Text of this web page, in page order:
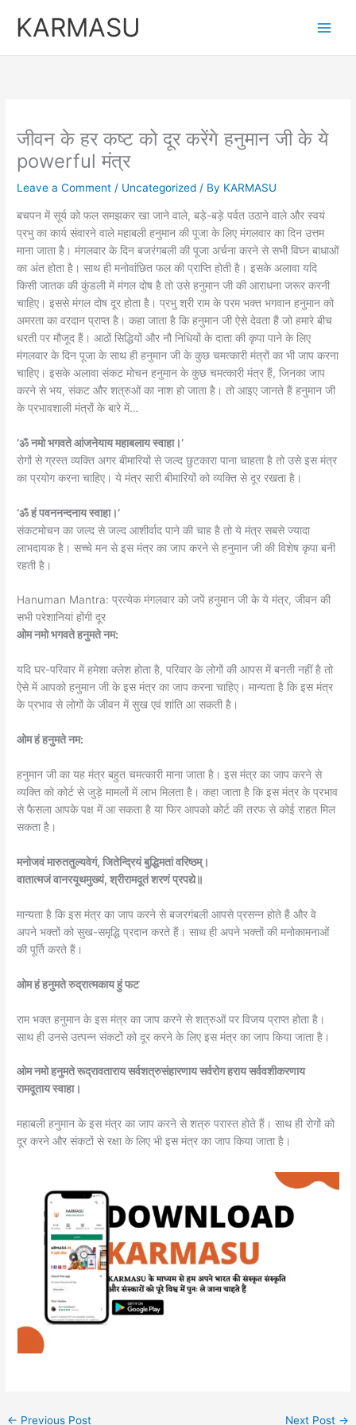
KARMASU
जीवन के हर कष्ट को दूर करेंगे हनुमान जी के ये
powerful मंत्र
Leave a Comment / Uncategorized / By KARMASU
बचपन में सूर्य को फल समझकर खा जाने वाले, बड़े-बड़े पर्वत उठाने वाले और स्वयं
प्रभु का कार्य संवारने वाले महाबली हनुमान की पूजा के लिए मंगलवार का दिन उत्तम
माना जाता है। मंगलवार के दिन बजरंगबली की पूजा अर्चना करने से सभी विघ्न बाधाओं
का अंत होता है। साथ ही मनोवांछित फल की प्राप्ति होती है। इसके अलावा यदि
किसी जातक की कुंडली में मंगल दोष है तो उसे हनुमान जी की आराधना जरूर करनी
चाहिए। इससे मंगल दोष दूर होता है। प्रभु श्री राम के परम भक्त भगवान हनुमान को
अमरता का वरदान प्राप्त है। कहा जाता है कि हनुमान जी ऐसे देवता हैं जो हमारे बीच
धरती पर मौजूद हैं। आठों सिद्धियों और नौ निधियों के दाता की कृपा पाने के लिए
मंगलवार के दिन पूजा के साथ ही हनुमान जी के कुछ चमत्कारी मंत्रों का भी जाप करना
चाहिए। इसके अलावा संकट मोचन हनुमान के कुछ चमत्कारी मंत्र हैं, जिनका जाप
करने से भय, संकट और शत्रुओं का नाश हो जाता है। तो आइए जानते हैं हनुमान जी
के प्रभावशाली मंत्रों के बारे में…
‘ॐ नमो भगवते आंजनेयाय महाबलाय स्वाहा।’
रोगों से ग्रस्त व्यक्ति अगर बीमारियों से जल्द छुटकारा पाना चाहता है तो उसे इस मंत्र
का प्रयोग करना चाहिए। ये मंत्र सारी बीमारियों को व्यक्ति से दूर रखता है।
‘ॐ हं पवननन्दनाय स्वाहा।’
संकटमोचन का जल्द से जल्द आशीर्वाद पाने की चाह है तो ये मंत्र सबसे ज्यादा
लाभदायक है। सच्चे मन से इस मंत्र का जाप करने से हनुमान जी की विशेष कृपा बनी
रहती है।
Hanuman Mantra: प्रत्येक मंगलवार को जपें हनुमान जी के ये मंत्र, जीवन की
सभी परेशानियां होंगी दूर
ओम नमो भगवते हनुमते नम:
यदि घर-परिवार में हमेशा क्लेश होता है, परिवार के लोगों की आपस में बनती नहीं है तो
ऐसे में आपको हनुमान जी के इस मंत्र का जाप करना चाहिए। मान्यता है कि इस मंत्र
के प्रभाव से लोगों के जीवन में सुख एवं शांति आ सकती है।
ओम हं हनुमते नम:
हनुमान जी का यह मंत्र बहुत चमत्कारी माना जाता है। इस मंत्र का जाप करने से
व्यक्ति को कोर्ट से जुड़े मामलों में लाभ मिलता है। कहा जाता है कि इस मंत्र के प्रभाव
से फैसला आपके पक्ष में आ सकता है या फिर आपको कोर्ट की तरफ से कोई राहत मिल
सकता है।
मनोजवं मारुततुल्यवेगं, जितेन्द्रियं बुद्धिमतां वरिष्ठम्।
वातात्मजं वानरयूथमुख्यं, श्रीरामदूतं शरणं प्रपद्ये॥
मान्यता है कि इस मंत्र का जाप करने से बजरगंबली आपसे प्रसन्न होते हैं और वे
अपने भक्तों को सुख-समृद्धि प्रदान करते हैं। साथ ही अपने भक्तों की मनोकामनाओं
की पूर्ति करते हैं।
ओम हं हनुमते रुद्रात्मकाय हुं फट
राम भक्त हनुमान के इस मंत्र का जाप करने से शत्रुओं पर विजय प्राप्त होता है।
साथ ही उनसे उत्पन्न संकटों को दूर करने के लिए इस मंत्र का जाप किया जाता है।
ओम नमो हनुमते रूद्रावताराय सर्वशत्रुसंहारणाय सर्वरोग हराय सर्ववशीकरणाय
रामदूताय स्वाहा।
महाबली हनुमान के इस मंत्र का जाप करने से शत्रु परास्त होते हैं। साथ ही रोगों को
दूर करने और संकटों से रक्षा के लिए भी इस मंत्र का जाप किया जाता है।
← Previous Post Next Post →